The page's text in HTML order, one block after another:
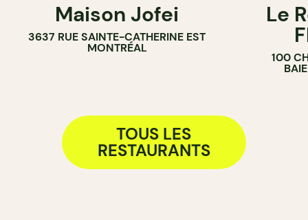
Maison Jofei
3637 RUE SAINTE-CATHERINE EST
MONTRÉAL
Le
100
TOUS LES
RESTAURANTS